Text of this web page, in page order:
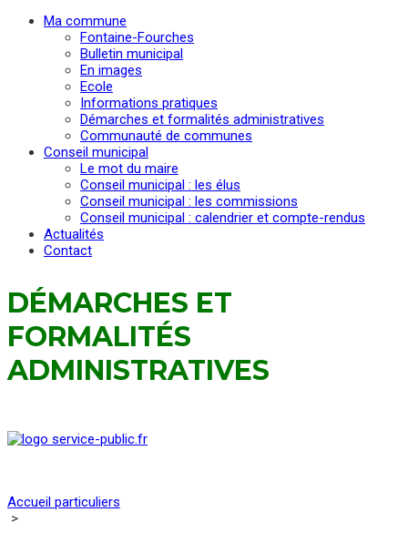
Ma commune
Fontaine-Fourches
Bulletin municipal
En images
Ecole
Informations pratiques
Démarches et formalités administratives
Communauté de communes
Conseil municipal
Le mot du maire
Conseil municipal : les élus
Conseil municipal : les commissions
Conseil municipal : calendrier et compte-rendus
Actualités
Contact
DÉMARCHES ET
FORMALITÉS
ADMINISTRATIVES
Accueil particuliers
>